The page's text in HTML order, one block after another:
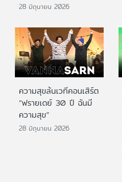
28 มิถุนายน 2026
ความสุขล้นเวทีคอนเสิร์ต
“ฟรายเดย์ 30 ปี ฉันมี
ความสุข”
28 มิถุนายน 2026